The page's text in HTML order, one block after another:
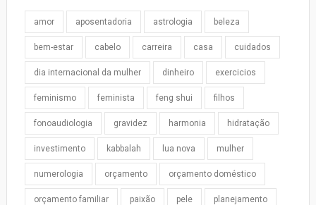
amor aposentadoria astrologia beleza
bem-estar cabelo carreira casa cuidados
dia internacional da mulher dinheiro exercicios
feminismo feminista feng shui filhos
fonoaudiologia gravidez harmonia hidratação
investimento kabbalah lua nova mulher
numerologia orçamento orçamento doméstico
orçamento familiar paixão pele planejamento